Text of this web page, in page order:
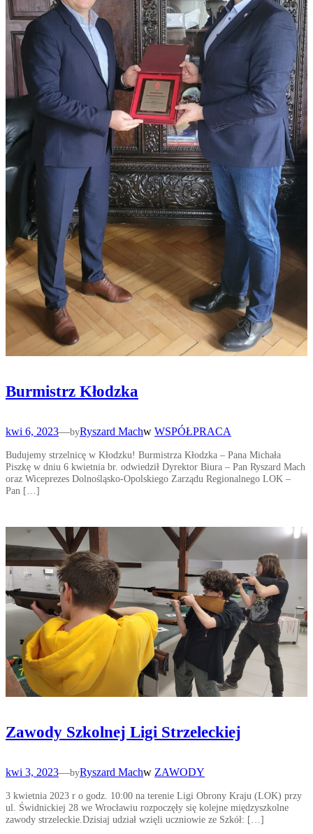
Burmistrz Kłodzka
kwi 6, 2023—byRyszard Machw WSPÓŁPRACA
Budujemy strzelnicę w Kłodzku! Burmistrza Kłodzka – Pana Michała
Piszkę w dniu 6 kwietnia br. odwiedził Dyrektor Biura – Pan Ryszard Mach
oraz Wiceprezes Dolnośląsko-Opolskiego Zarządu Regionalnego LOK –
Pan […]
Zawody Szkolnej Ligi Strzeleckiej
kwi 3, 2023—byRyszard Machw ZAWODY
3 kwietnia 2023 r o godz. 10:00 na terenie Ligi Obrony Kraju (LOK) przy
ul. Świdnickiej 28 we Wrocławiu rozpoczęły się kolejne międzyszkolne
zawody strzeleckie.Dzisiaj udział wzięli uczniowie ze Szkół: […]